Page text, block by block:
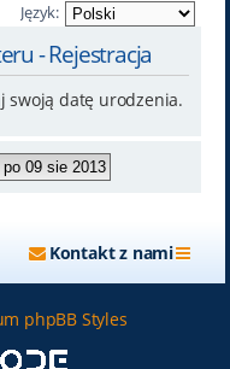
Język:
- Rejestracja
swoją datę urodzenia.
Kontakt z nami
phpBB Styles